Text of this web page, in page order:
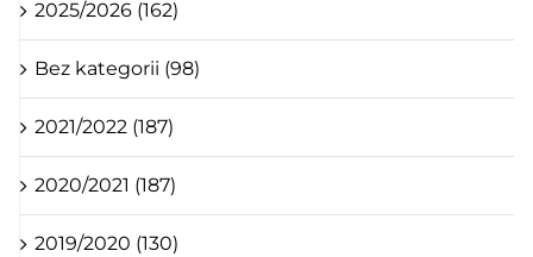
2025/2026 (162)
Bez kategorii (98)
2021/2022 (187)
2020/2021 (187)
2019/2020 (130)